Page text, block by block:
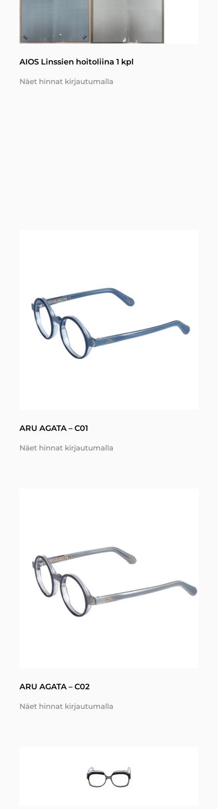
AIOS Linssien hoitoliina 1 kpl
Näet hinnat kirjautumalla
ARU AGATA – C01
Näet hinnat kirjautumalla
ARU AGATA – C02
Näet hinnat kirjautumalla